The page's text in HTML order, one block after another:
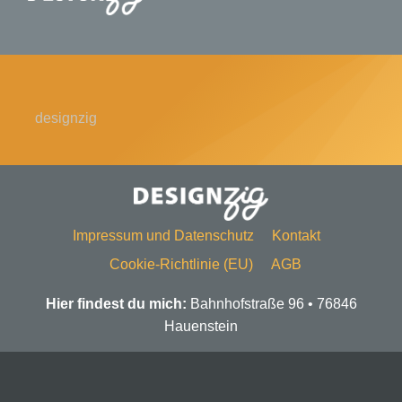
designzig
Impressum und Datenschutz
Kontakt
Cookie-Richtlinie (EU)
AGB
Hier findest du mich: Bahnhofstraße 96 • 76846
Hauenstein